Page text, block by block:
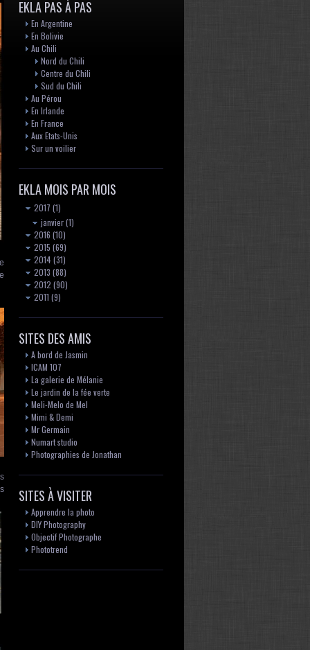
EKLA PAS À PAS
En Argentine
En Bolivie
Au Chili
Nord du Chili
Centre du Chili
Sud du Chili
Au Pérou
En Irlande
En France
Aux Etats-Unis
Sur un voilier
EKLA MOIS PAR MOIS
2017 (1)
janvier(1)
2016 (10)
2015 (69)
2014(31)
2013 (88)
2012 (90)
2011 (9)
SITES DES AMIS
A bord de Jasmin
ICAM 107
La galerie de Mélanie
Le jardin de la fée verte
Meli-Melo de Mel
Mimi & Demi
Mr Germain
Numart studio
Photographies de Jonathan
SITES À VISITER
Apprendre la photo
DIY Photography
Objectif Photographe
Phototrend